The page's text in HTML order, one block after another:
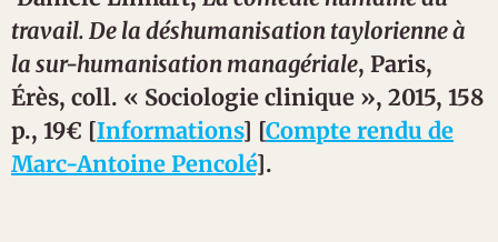
travail. De la déshumanisation taylorienne à
la sur-humanisation managériale, Paris,
Érès, coll. « Sociologie clinique », 2015, 158
p., 19€ [Informations] [Compte rendu de
Marc-Antoine Pencolé].